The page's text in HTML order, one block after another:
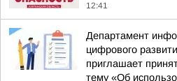
12:41
Департамент
цифрового
приглашает
тему «Об